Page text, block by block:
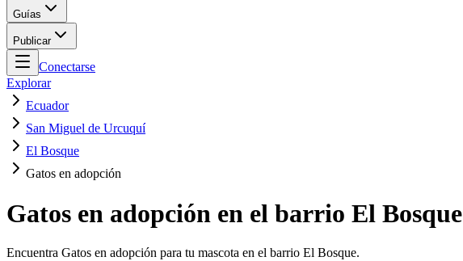
Guías
Publicar
Conectarse
Explorar
Ecuador
San Miguel de Urcuquí
El Bosque
Gatos en adopción
Gatos en adopción en el barrio El Bosque
Encuentra Gatos en adopción para tu mascota en el barrio El Bosque.